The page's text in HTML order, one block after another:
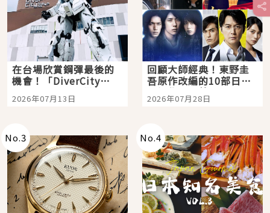
在台場欣賞鋼彈最後的
機會！「DiverCity
Tokyo Plaza」搭船、
購物、美食及夜景，一
2026年07月13日
回顧大師經典！東野圭
吾原作改編的10部日本
影視作品推薦
2026年07月28日
No.3 No.4